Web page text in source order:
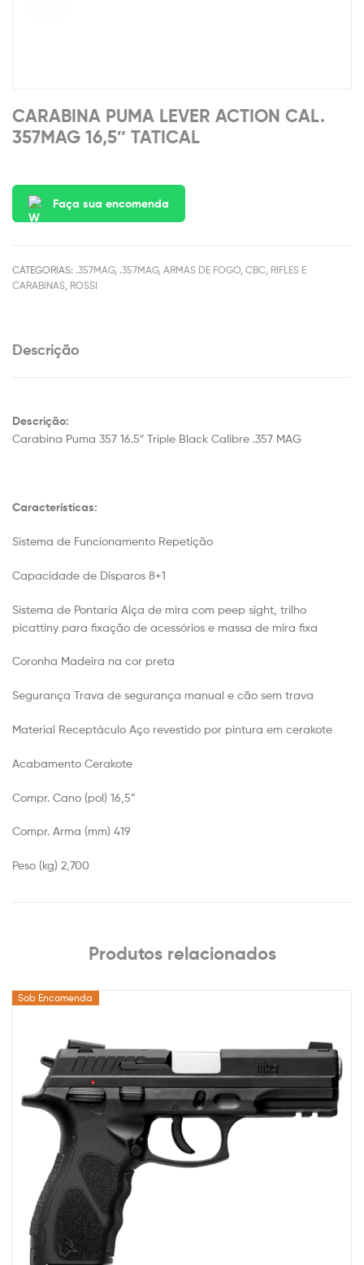
CARABINA PUMA LEVER ACTION CAL.
357MAG 16,5″ TATICAL
Faça sua encomenda
CATEGORIAS: .357MAG, .357MAG, ARMAS DE FOGO CBC RIFLES E
CARABINAS ROSSI
Descrição
Descrição:
Carabina Puma 357 16.5″ Triple Black Calibre .357 MAG
Características:
Sistema de Funcionamento Repetição
Capacidade de Disparos 8+1
Sistema de Pontaria Alça de mira com peep sight, trilho
picattiny para fixação de acessórios e massa de mira fixa
Coronha Madeira na cor preta
Segurança Trava de segurança manual e cão sem trava
Material Receptáculo Aço revestido por pintura em cerakote
Acabamento Cerakote
Compr. Cano (pol) 16,5”
Compr. Arma (mm) 419
Peso (kg) 2,700
Produtos relacionados
Sob Encomenda